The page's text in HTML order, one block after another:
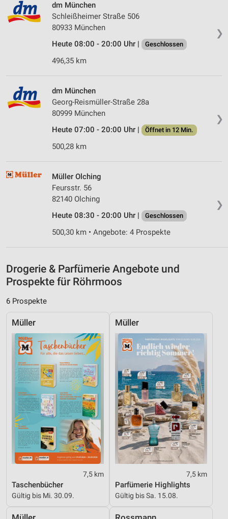
❯
dm München
Schleißheimer Straße 506
80933 München
Heute 08:00 - 20:00 Uhr |
Geschlossen
496,35 km
❯
dm München
Georg-Reismüller-Straße 28a
80999 München
Heute 07:00 - 20:00 Uhr |
Öffnet in 12 Min.
500,28 km
❯
Müller Olching
Feursstr. 56
82140 Olching
Heute 08:30 - 20:00 Uhr |
Geschlossen
500,30 km • Angebote: 4 Prospekte
Drogerie & Parfümerie Angebote und
Prospekte für Röhrmoos
6 Prospekte
Müller
7,5 km
Taschenbücher
Gültig bis Mi. 30.09.
Müller
7,5 km
Parfümerie Highlights
Gültig bis Sa. 15.08.
Verwendung reduzierter Daten zur Auswahl von
Werbeanzeigen
Erstellung von Profilen für personalisierte
Erstellung von Profilen zur Personalisierung
von Inhalten
Verwendung von Profilen zur Auswahl
personalisierter Inhalte
Messung der Performance von Inhalten
Analyse von Zielgruppen durch Statistiken oder
Kombinationen von Daten aus verschiedenen
Verwendung reduzierter Daten zur Auswahl von
Inhalten
IAB-Besonderheiten:
Verwendung genauer Standortdaten
Geräte anhand von aktiv angeforderten
Informationen identifizieren
Nicht-IAB-Verarbeitungszwecke:
Notwendig
Performance
Funktional
Werbung